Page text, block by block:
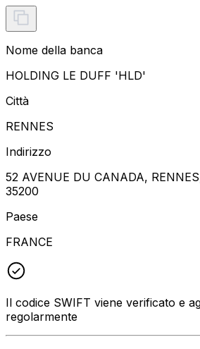
Nome della banca
HOLDING LE DUFF 'HLD'
Città
RENNES
Indirizzo
52 AVENUE DU CANADA,
35200
Paese
FRANCE
Il codice SWIFT viene verificato e
regolarmente